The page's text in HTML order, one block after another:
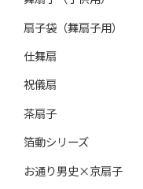
扇子袋（舞扇子用）
仕舞扇
祝儀扇
茶扇子
箔動シリーズ
お通り男史×京扇子